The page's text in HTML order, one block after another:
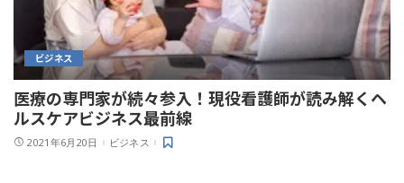
ビジネス
医療の専門家が続々参入！現役看護師が読み解くヘ
ルスケアビジネス最前線
2021年6月20日 ビジネス